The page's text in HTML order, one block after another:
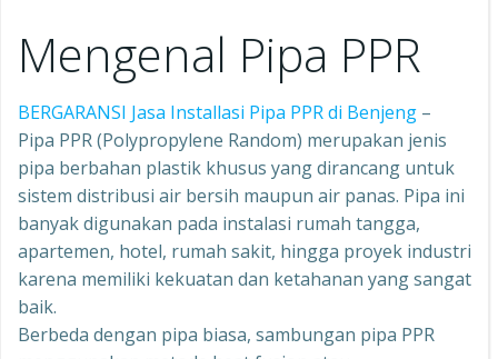
Mengenal Pipa PPR
BERGARANSI Jasa Installasi Pipa PPR di Benjeng –
Pipa PPR (Polypropylene Random) merupakan jenis
pipa berbahan plastik khusus yang dirancang untuk
sistem distribusi air bersih maupun air panas. Pipa ini
banyak digunakan pada instalasi rumah tangga,
apartemen, hotel, rumah sakit, hingga proyek industri
karena memiliki kekuatan dan ketahanan yang sangat
baik.
Berbeda dengan pipa biasa, sambungan pipa PPR